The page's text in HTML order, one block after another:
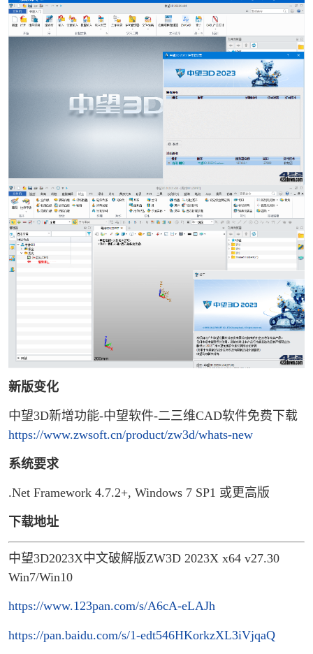
新版变化
中望3D新增功能-中望软件-二三维CAD软件免费下载
https://www.zwsoft.cn/product/zw3d/whats-new
系统要求
.Net Framework 4.7.2+, Windows 7 SP1 或更高版
下载地址
中望3D2023X中文破解版ZW3D 2023X x64 v27.30
Win7/Win10
https://www.123pan.com/s/A6cA-eLAJh
https://pan.baidu.com/s/1-edt546HKorkzXL3iVjqaQ